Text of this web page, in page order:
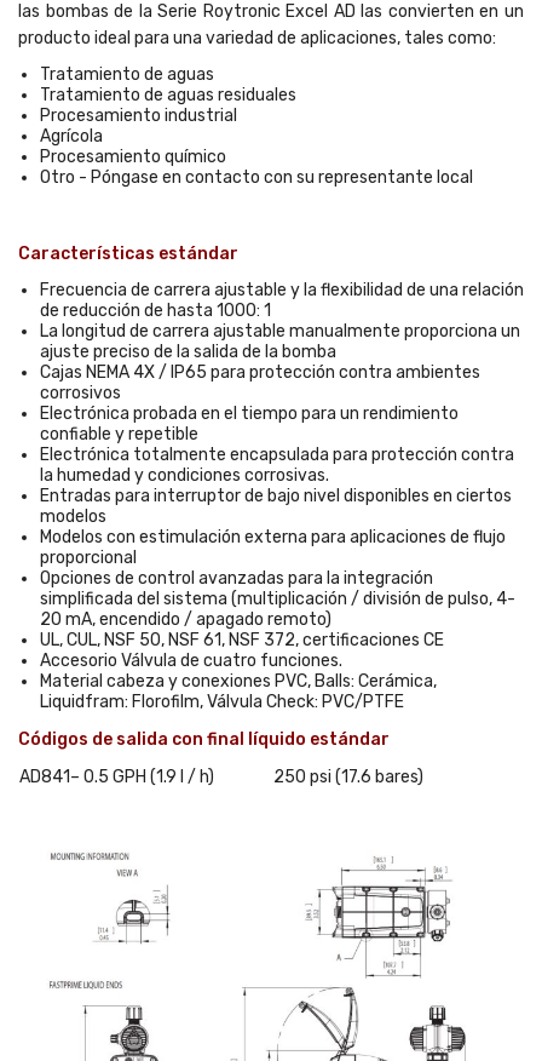
las bombas de la Serie Roytronic Excel AD las convierten en un
producto ideal para una variedad de aplicaciones, tales como:
Tratamiento de aguas
Tratamiento de aguas residuales
Procesamiento industrial
Agrícola
Procesamiento químico
Otro - Póngase en contacto con su representante local
Características estándar
Frecuencia de carrera ajustable y la flexibilidad de una relación
de reducción de hasta 1000: 1
La longitud de carrera ajustable manualmente proporciona un
ajuste preciso de la salida de la bomba
Cajas NEMA 4X / IP65 para protección contra ambientes
corrosivos
Electrónica probada en el tiempo para un rendimiento
confiable y repetible
Electrónica totalmente encapsulada para protección contra
la humedad y condiciones corrosivas.
Entradas para interruptor de bajo nivel disponibles en ciertos
modelos
Modelos con estimulación externa para aplicaciones de flujo
proporcional
Opciones de control avanzadas para la integración
simplificada del sistema (multiplicación / división de pulso, 4-
20 mA, encendido / apagado remoto)
UL, CUL, NSF 50, NSF 61, NSF 372, certificaciones CE
Accesorio Válvula de cuatro funciones.
Material cabeza y conexiones PVC, Balls: Cerámica,
Liquidfram: Florofilm, Válvula Check: PVC/PTFE
Códigos de salida con final líquido estándar
AD841– 0.5 GPH (1.9 l / h)
250 psi (17.6 bares)